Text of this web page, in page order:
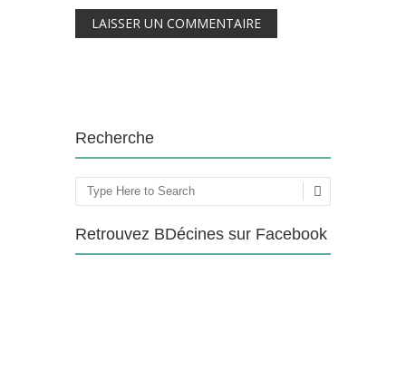
Recherche
Rechercher
Retrouvez BDécines sur Facebook